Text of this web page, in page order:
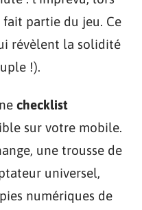
fait partie du jeu. Ce
révèlent la solidité
!).
checklist
sur votre mobile.
une trousse de
universel,
numériques de